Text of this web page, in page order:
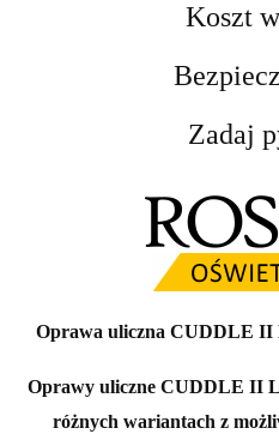
Koszt
Zadaj
Oprawa uliczna CUDDLE II
Oprawy uliczne CUDDLE II
różnych wariantach z